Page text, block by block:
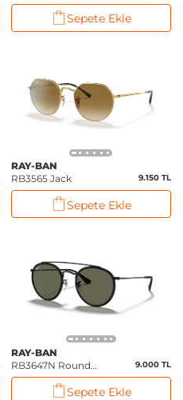
Sepete Ekle
RAY-BAN
RB3565 Jack
9.150 TL
Sepete Ekle
RAY-BAN
RB3647N Round
Double Bridge
9.000 TL
Sepete Ekle